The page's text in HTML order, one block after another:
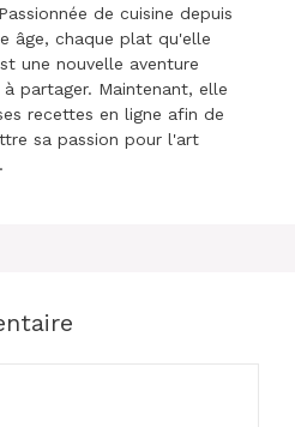
de cuisine depuis
âge, chaque plat qu'elle
une nouvelle aventure
à partager. Maintenant, elle
recettes en ligne afin de
sa passion pour l'art